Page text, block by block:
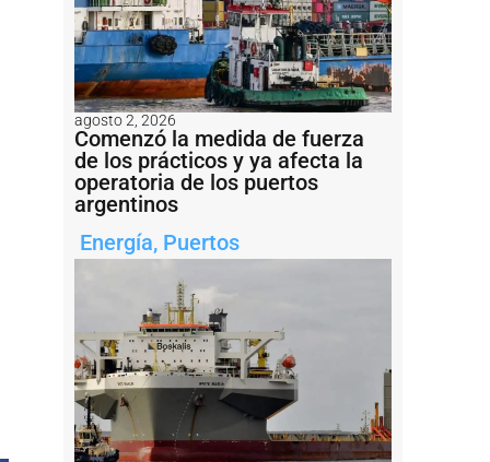
agosto 2, 2026
Comenzó la medida de fuerza
de los prácticos y ya afecta la
operatoria de los puertos
argentinos
Energía, Puertos